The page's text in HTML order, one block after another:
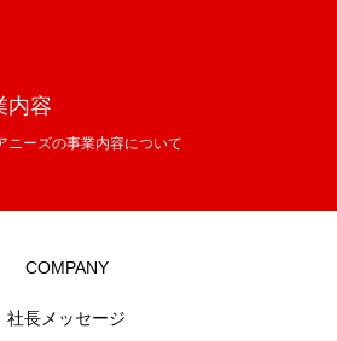
内容
ニーズの事業内容について
COMPANY
社長メッセージ